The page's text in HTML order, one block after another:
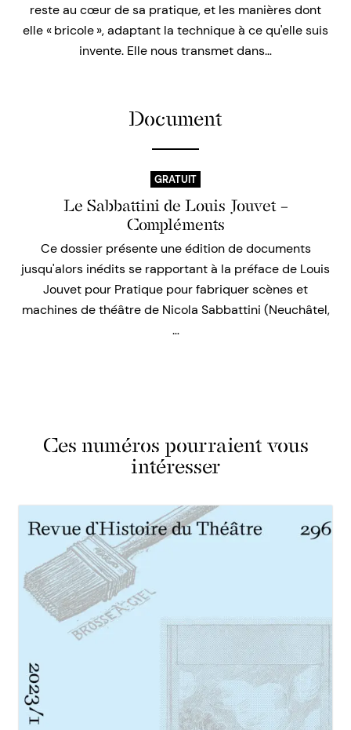
reste au cœur de sa pratique, et les manières dont
elle « bricole », adaptant la technique à ce qu'elle suis
invente. Elle nous transmet dans…
Document
GRATUIT
Le Sabbattini de Louis Jouvet –
Compléments
Ce dossier présente une édition de documents
jusqu'alors inédits se rapportant à la préface de Louis
Jouvet pour Pratique pour fabriquer scènes et
machines de théâtre de Nicola Sabbattini (Neuchâtel,
…
Ces numéros pourraient vous
intéresser